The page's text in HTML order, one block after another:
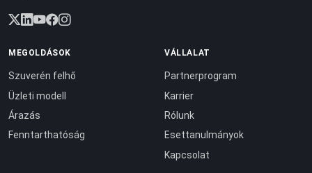
MEGOLDÁSOK
Szuverén felhő
Üzleti modell
Árazás
Fenntarthatóság
VÁLLALAT
Partnerprogram
Karrier
Rólunk
Esettanulmányok
Kapcsolat